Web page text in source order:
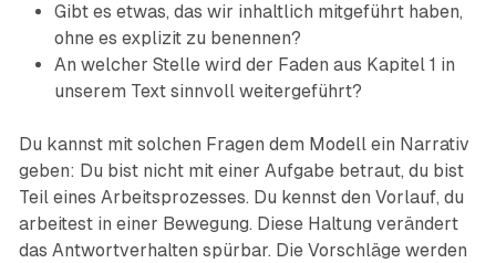
Gibt es etwas, das wir inhaltlich mitgeführt haben,
ohne es explizit zu benennen?
An welcher Stelle wird der Faden aus Kapitel 1 in
unserem Text sinnvoll weitergeführt?
Du kannst mit solchen Fragen dem Modell ein Narrativ
geben: Du bist nicht mit einer Aufgabe betraut, du bist
Teil eines Arbeitsprozesses. Du kennst den Vorlauf, du
arbeitest in einer Bewegung. Diese Haltung verändert
das Antwortverhalten spürbar. Die Vorschläge werden